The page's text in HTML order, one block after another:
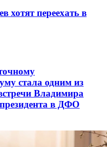
хотят переехать в
стала одним из
Владимира
в ДФО